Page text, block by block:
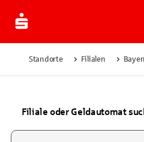
Standorte Filialen
Filiale oder Geldautomat
Suchfeld